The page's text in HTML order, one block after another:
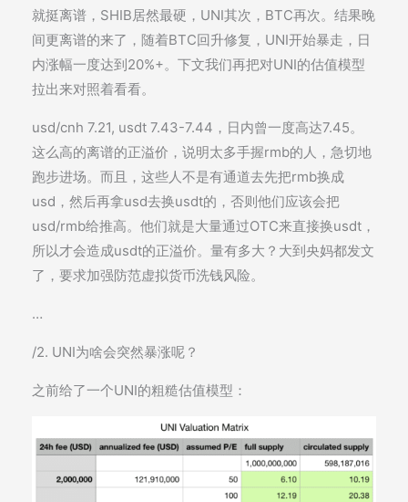
就挺离谱，SHIB居然最硬，UNI其次，BTC再次。结果晚
间更离谱的来了，随着BTC回升修复，UNI开始暴走，日
内涨幅一度达到20%+。下文我们再把对UNI的估值模型
拉出来对照着看看。
usd/cnh 7.21, usdt 7.43-7.44，日内曾一度高达7.45。
这么高的离谱的正溢价，说明太多手握rmb的人，急切地
跑步进场。而且，这些人不是有通道去先把rmb换成
usd，然后再拿usd去换usdt的，否则他们应该会把
usd/rmb给推高。他们就是大量通过OTC来直接换usdt，
所以才会造成usdt的正溢价。量有多大？大到央妈都发文
了，要求加强防范虚拟货币洗钱风险。
…
/2. UNI为啥会突然暴涨呢？
之前给了一个UNI的粗糙估值模型：